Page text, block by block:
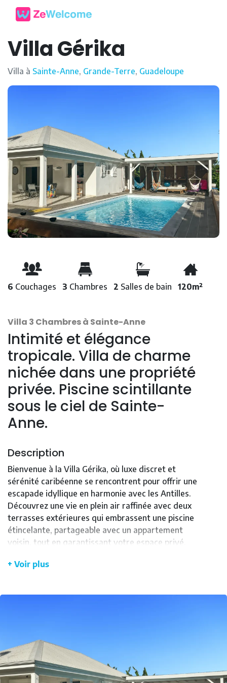
Villa Gérika
Villa à Sainte-Anne, Grande-Terre, Guadeloupe
6 Couchages 3 Chambres 2 Salles de bain 120m²
Villa 3 Chambres à Sainte-Anne
Intimité et élégance
tropicale. Villa de charme
nichée dans une propriété
privée. Piscine scintillante
sous le ciel de Sainte-
Anne.
Description
Bienvenue à la Villa Gérika, où luxe discret et
sérénité caribéenne se rencontrent pour offrir une
escapade idyllique en harmonie avec les Antilles.
Découvrez une vie en plein air raffinée avec deux
terrasses extérieures qui embrassent une piscine
étincelante, partageable avec un appartement
voisin, tout en garantissant votre espace privé.
Votre retraite de 120 m², conçue de plain-pied pour
La spacieuse cuisine ouverte est le rêve des
gastronomes, équipée des appareils modernes y
compris une machine à café Nespresso pour éveiller
vos sens le matin. La Villa Gérika est une délicieuse
+ Voir plus